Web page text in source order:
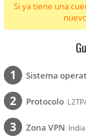
Si ya tiene una
1 Sistema
2 Protocolo
3 Zona VPN India